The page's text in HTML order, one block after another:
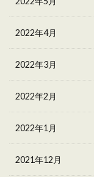
2022年4月
2022年3月
2022年2月
2022年1月
2021年12月